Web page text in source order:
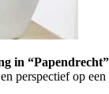
in “Papendrecht”
perspectief op